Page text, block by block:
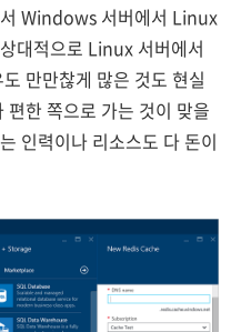
Windows 서버에서 Linux
대적으로 Linux 서버에서
만만찮게 많은 것도 현실
한 쪽으로 가는 것이 맞을
인력이나 리소스도 다 돈이